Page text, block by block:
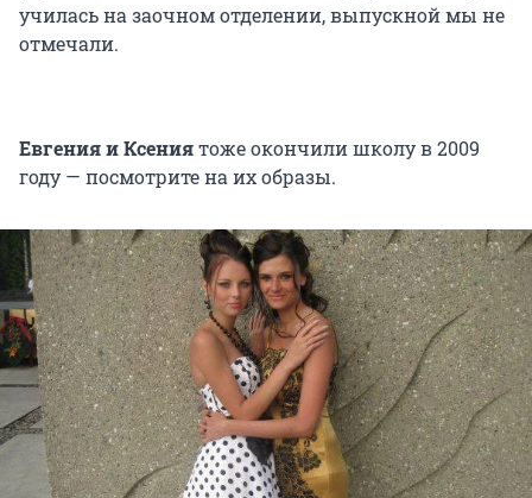
училась на заочном отделении, выпускной мы не
отмечали.
Евгения и Ксениятоже окончили школу в 2009
году — посмотрите на их образы.